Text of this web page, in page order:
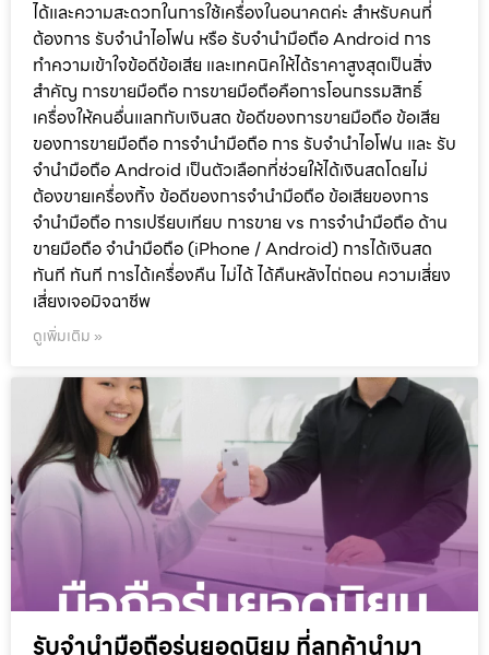
ได้และความสะดวกในการใช้เครื่องในอนาคตค่ะ สำหรับคนที่
ต้องการ รับจำนำไอโฟน หรือ รับจำนำมือถือ Android การ
ทำความเข้าใจข้อดีข้อเสีย และเทคนิคให้ได้ราคาสูงสุดเป็นสิ่ง
สำคัญ การขายมือถือ การขายมือถือคือการโอนกรรมสิทธิ์
เครื่องให้คนอื่นแลกกับเงินสด ข้อดีของการขายมือถือ ข้อเสีย
ของการขายมือถือ การจำนำมือถือ การ รับจำนำไอโฟน และ รับ
จำนำมือถือ Android เป็นตัวเลือกที่ช่วยให้ได้เงินสดโดยไม่
ต้องขายเครื่องทิ้ง ข้อดีของการจำนำมือถือ ข้อเสียของการ
จำนำมือถือ การเปรียบเทียบ การขาย vs การจำนำมือถือ ด้าน
ขายมือถือ จำนำมือถือ (iPhone / Android) การได้เงินสด
ทันที ทันที การได้เครื่องคืน ไม่ได้ ได้คืนหลังไถ่ถอน ความเสี่ยง
เสี่ยงเจอมิจฉาชีพ
ดูเพิ่มเติม »
รับจำนำมือถือรุ่นยอดนิยม ที่ลูกค้านำมา